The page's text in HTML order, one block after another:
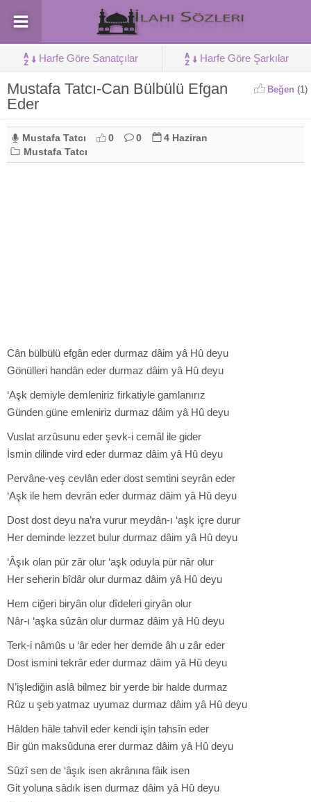
Harfe Göre Sanatçılar Harfe Göre Şarkılar
Mustafa Tatcı-Can Bülbülü Efgan
Eder
Beğen (1)
Mustafa Tatcı 0 0
4 Haziran
Mustafa Tatcı
Cân bülbülü efgân eder durmaz dâim yâ Hû deyu
Gönülleri handân eder durmaz dâim yâ Hû deyu
‘Aşk demiyle demleniriz firkatiyle gamlanırız
Günden güne emleniriz durmaz dâim yâ Hû deyu
Vuslat arzûsunu eder şevk-i cemâl ile gider
İsmin dilinde vird eder durmaz dâim yâ Hû deyu
Pervâne-veş cevlân eder dost semtini seyrân eder
‘Aşk ile hem devrân eder durmaz dâim yâ Hû deyu
Dost dost deyu na’ra vurur meydân-ı ‘aşk içre durur
Her deminde lezzet bulur durmaz dâim yâ Hû deyu
‘Âşık olan pür zâr olur ‘aşk oduyla pür nâr olur
Her seherin bîdâr olur durmaz dâim yâ Hû deyu
Hem ciğeri biryân olur dîdeleri giryân olur
Nâr-ı ‘aşka sûzân olur durmaz dâim yâ Hû deyu
Terk-i nâmûs u ‘âr eder her demde âh u zâr eder
Dost ismini tekrâr eder durmaz dâim yâ Hû deyu
N’işlediğin aslâ bilmez bir yerde bir halde durmaz
Rûz u şeb yatmaz uyumaz durmaz dâim yâ Hû deyu
Hâlden hâle tahvîl eder kendi işin tahsîn eder
Bir gün maksûduna erer durmaz dâim yâ Hû deyu
Sûzî sen de ‘âşık isen akrânına fâik isen
Git yoluna sâdık isen durmaz dâim yâ Hû deyu